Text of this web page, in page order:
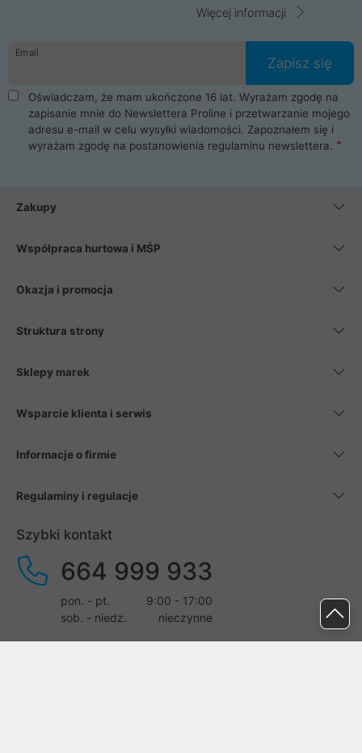
Więcej informacji
Email
Zapisz się
Oświadczam, że mam ukończone 16 lat. Wyrażam zgodę na
zapisanie mnie do Newslettera Proline i przetwarzanie mojego
adresu e-mail w celu wysyłki wiadomości. Zapoznałem się i
wyrażam zgodę na postanowienia regulaminu newslettera.
Zakupy
Współpraca hurtowa i MŚP
Okazja i promocja
Struktura strony
Sklepy marek
Wsparcie klienta i serwis
Informacje o firmie
Regulaminy i regulacje
Szybki kontakt
664 999 933
pon. - pt.
9:00 - 17:00
sob. - niedz.
nieczynne